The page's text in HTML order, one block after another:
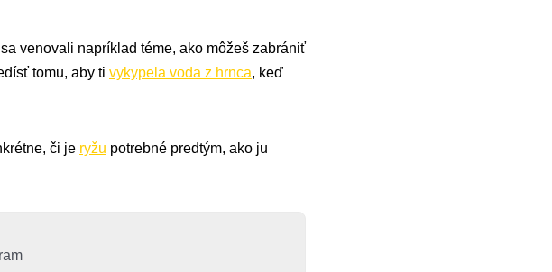
venovali napríklad téme, ako môžeš zabrániť
tomu, aby ti vykypela voda z hrnca, keď
či je ryžu potrebné predtým, ako ju